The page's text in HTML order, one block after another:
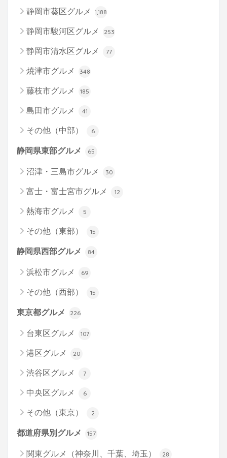
静岡市葵区グルメ 1,188
静岡市駿河区グルメ 253
静岡市清水区グルメ 77
焼津市グルメ 348
藤枝市グルメ 185
島田市グルメ 41
その他（中部） 6
静岡県東部グルメ 65
沼津・三島市グルメ 30
富士・富士宮市グルメ 12
熱海市グルメ 5
その他（東部） 15
静岡県西部グルメ 84
浜松市グルメ 69
その他（西部） 15
東京都グルメ 226
台東区グルメ 107
港区グルメ 20
渋谷区グルメ 7
中央区グルメ 6
その他（東京） 2
都道府県別グルメ 157
関東グルメ（神奈川、千葉、埼玉） 28